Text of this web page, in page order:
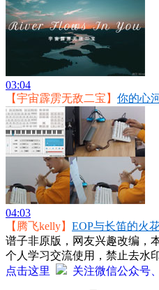
03:04
【宇宙霹雳无敌二宝】 你的心
04:03
【腾飞kelly】 EOP与长笛的火
谱子非原版，网友兴趣改编，
个人学习交流使用，禁止去水
点击这里
关注微信公众号